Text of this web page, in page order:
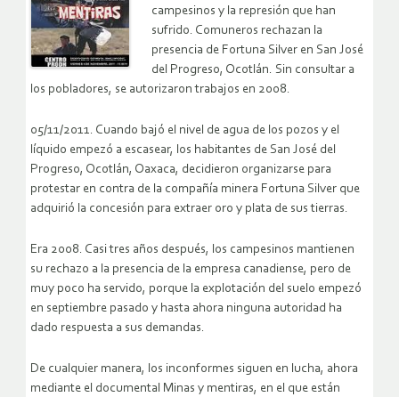
campesinos y la represión que han
sufrido. Comuneros rechazan la
presencia de Fortuna Silver en San José
del Progreso, Ocotlán. Sin consultar a
los pobladores, se autorizaron trabajos en 2008.
05/11/2011. Cuando bajó el nivel de agua de los pozos y el
líquido empezó a escasear, los habitantes de San José del
Progreso, Ocotlán, Oaxaca, decidieron organizarse para
protestar en contra de la compañía minera Fortuna Silver que
adquirió la concesión para extraer oro y plata de sus tierras.
Era 2008. Casi tres años después, los campesinos mantienen
su rechazo a la presencia de la empresa canadiense, pero de
muy poco ha servido, porque la explotación del suelo empezó
en septiembre pasado y hasta ahora ninguna autoridad ha
dado respuesta a sus demandas.
De cualquier manera, los inconformes siguen en lucha, ahora
mediante el documental Minas y mentiras, en el que están